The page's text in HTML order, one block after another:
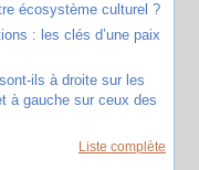
écosystème culturel ?
: les clés d’une paix
ils à droite sur les
à gauche sur ceux des
Liste complète